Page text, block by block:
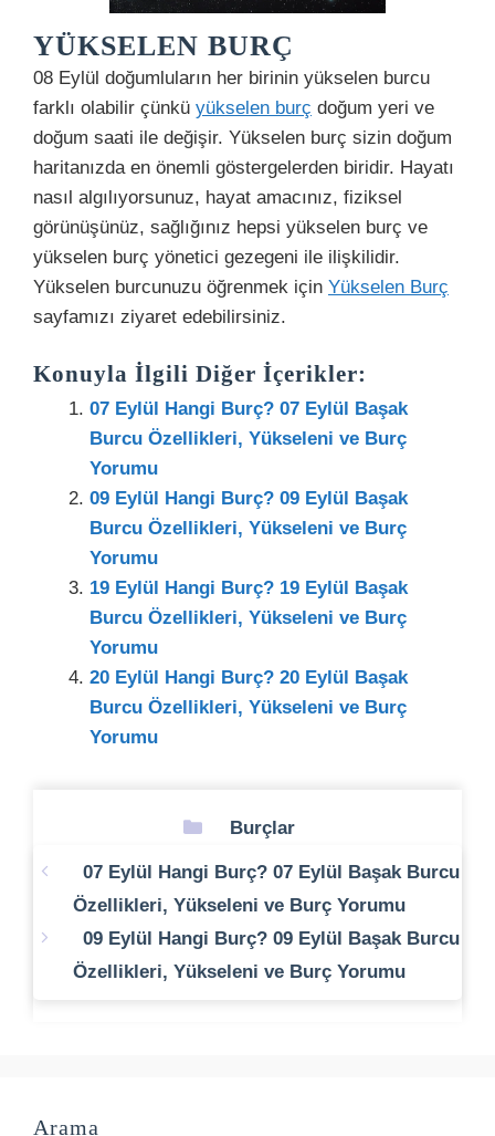
YÜKSELEN BURÇ
08 Eylül doğumluların her birinin yükselen burcu
farklı olabilir çünkü yükselen burç doğum yeri ve
doğum saati ile değişir. Yükselen burç sizin doğum
haritanızda en önemli göstergelerden biridir. Hayatı
nasıl algılıyorsunuz, hayat amacınız, fiziksel
görünüşünüz, sağlığınız hepsi yükselen burç ve
yükselen burç yönetici gezegeni ile ilişkilidir.
Yükselen burcunuzu öğrenmek için Yükselen Burç
sayfamızı ziyaret edebilirsiniz.
Konuyla İlgili Diğer İçerikler:
07 Eylül Hangi Burç? 07 Eylül Başak
Burcu Özellikleri, Yükseleni ve Burç
Yorumu
09 Eylül Hangi Burç? 09 Eylül Başak
Burcu Özellikleri, Yükseleni ve Burç
Yorumu
19 Eylül Hangi Burç? 19 Eylül Başak
Burcu Özellikleri, Yükseleni ve Burç
Yorumu
20 Eylül Hangi Burç? 20 Eylül Başak
Burcu Özellikleri, Yükseleni ve Burç
Yorumu
Kategoriler
Burçlar
07 Eylül Hangi Burç? 07 Eylül Başak Burcu
Özellikleri, Yükseleni ve Burç Yorumu
09 Eylül Hangi Burç? 09 Eylül Başak Burcu
Özellikleri, Yükseleni ve Burç Yorumu
Arama